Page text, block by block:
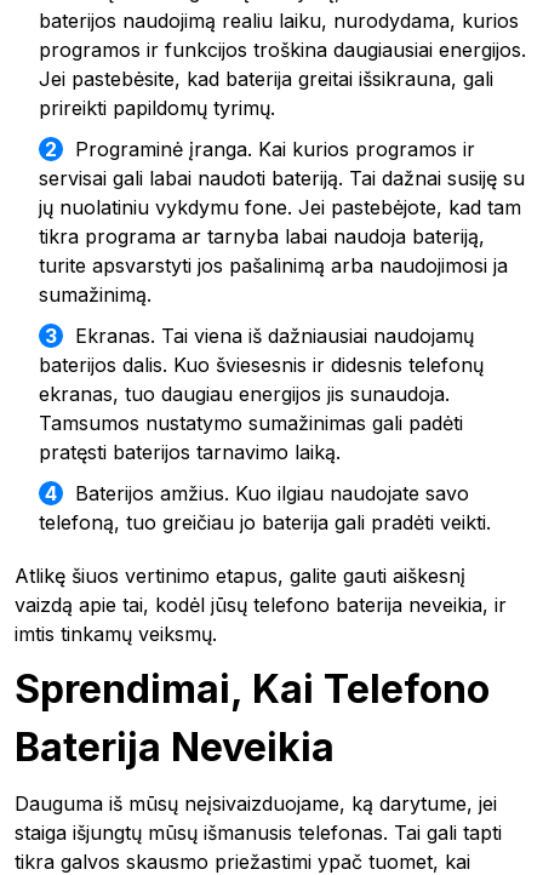
baterijos naudojimą realiu laiku, nurodydama, kurios
programos ir funkcijos troškina daugiausiai energijos.
Jei pastebėsite, kad baterija greitai išsikrauna, gali
prireikti papildomų tyrimų.
Programinė įranga. Kai kurios programos ir
servisai gali labai naudoti bateriją. Tai dažnai susiję su
jų nuolatiniu vykdymu fone. Jei pastebėjote, kad tam
tikra programa ar tarnyba labai naudoja bateriją,
turite apsvarstyti jos pašalinimą arba naudojimosi ja
sumažinimą.
Ekranas. Tai viena iš dažniausiai naudojamų
baterijos dalis. Kuo šviesesnis ir didesnis telefonų
ekranas, tuo daugiau energijos jis sunaudoja.
Tamsumos nustatymo sumažinimas gali padėti
pratęsti baterijos tarnavimo laiką.
Baterijos amžius. Kuo ilgiau naudojate savo
telefoną, tuo greičiau jo baterija gali pradėti veikti.
Atlikę šiuos vertinimo etapus, galite gauti aiškesnį
vaizdą apie tai, kodėl jūsų telefono baterija neveikia, ir
imtis tinkamų veiksmų.
Sprendimai, Kai Telefono
Baterija Neveikia
Dauguma iš mūsų neįsivaizduojame, ką darytume, jei
staiga išjungtų mūsų išmanusis telefonas. Tai gali tapti
tikra galvos skausmo priežastimi ypač tuomet, kai